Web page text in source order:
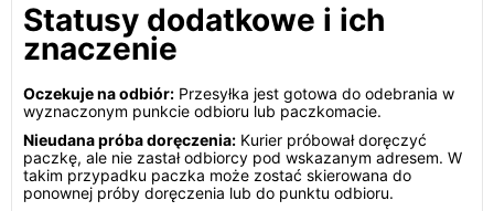
Statusy dodatkowe i ich
znaczenie
Oczekuje na odbiór: Przesyłka jest gotowa do odebrania w
wyznaczonym punkcie odbioru lub paczkomacie.
Nieudana próba doręczenia: Kurier próbował doręczyć
paczkę, ale nie zastał odbiorcy pod wskazanym adresem. W
takim przypadku paczka może zostać skierowana do
ponownej próby doręczenia lub do punktu odbioru.